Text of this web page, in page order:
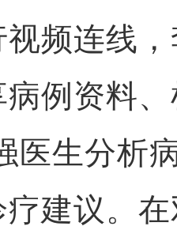
频连线
例资料
医生分析
建议。